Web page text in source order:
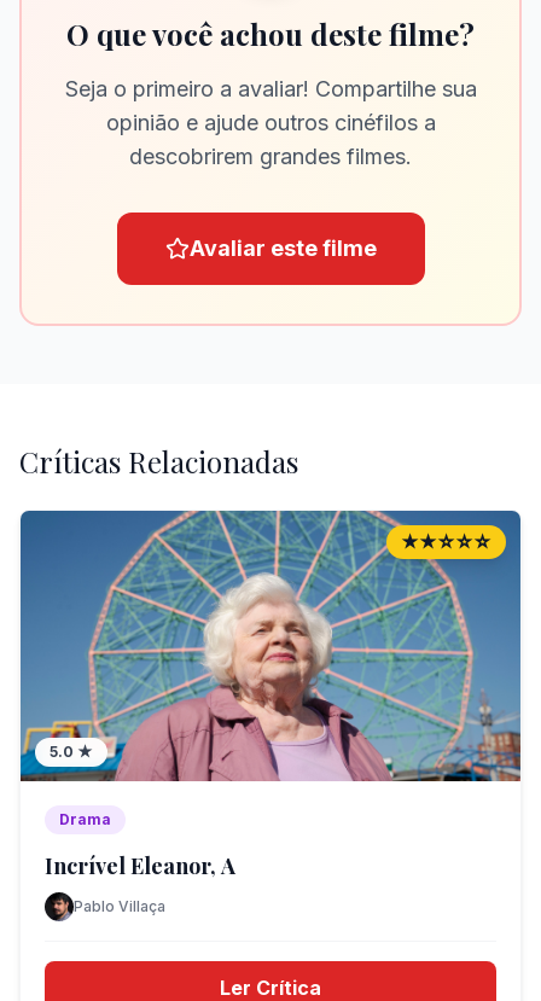
O que você achou deste filme?
Seja o primeiro a avaliar! Compartilhe sua
opinião e ajude outros cinéfilos a
descobrirem grandes filmes.
Avaliar este filme
Críticas Relacionadas
★★☆☆☆
5.0 ★
Drama
Incrível Eleanor, A
Pablo Villaça
Ler Crítica